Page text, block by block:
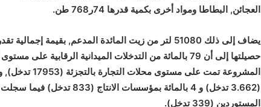
العجائن, البطاطا ومواد أخرى بكمية قدرها 74ر768 طن.
حصيلتها إلى أن 79 بالمائة من التدخلات الميدانية
المستوردين (339 تدخل).